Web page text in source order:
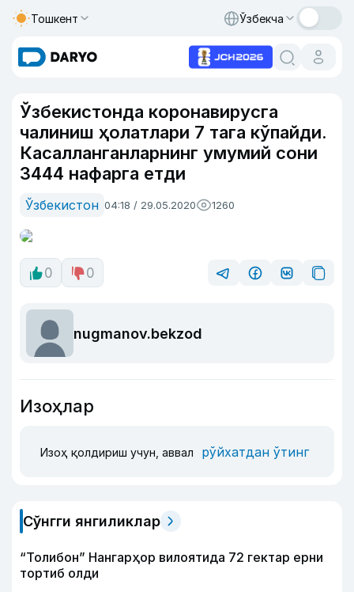
Тошкент Ўзбекча
Ўзбекистонда коронавирусга
чалиниш ҳолатлари 7 тага кўпайди.
Касалланганларнинг умумий сони
3444 нафарга етди
Ўзбекистон 04:18 / 29.05.2020 1260
0 0
nugmanov.bekzod
Изоҳлар
Изоҳ қолдириш учун, аввал рўйхатдан ўтинг
Сўнгги янгиликлар
“Толибон” Нангарҳор вилоятида 72 гектар ерни
тортиб олди